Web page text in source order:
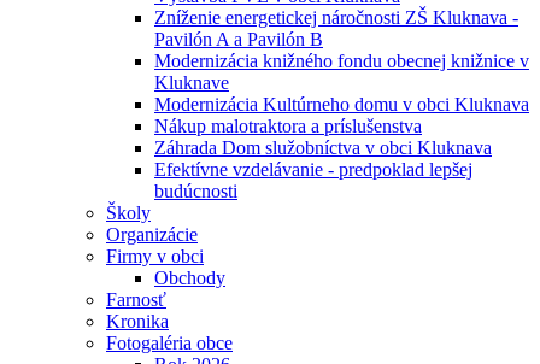
Zníženie energetickej náročnosti ZŠ Kluknava -
Pavilón A a Pavilón B
Modernizácia knižného fondu obecnej knižnice v
Kluknave
Modernizácia Kultúrneho domu v obci Kluknava
Nákup malotraktora a príslušenstva
Záhrada Dom služobníctva v obci Kluknava
Efektívne vzdelávanie - predpoklad lepšej
budúcnosti
Školy
Organizácie
Firmy v obci
Obchody
Farnosť
Kronika
Fotogaléria obce